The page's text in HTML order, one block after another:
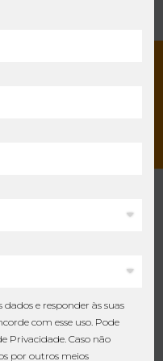
durante as suas
ativamente a
esforços de
vida selvagem
ambição é
que não
que contribua
futuras.
e responder às suas
com esse uso. Pode
Privacidade . Caso não
por outros meios